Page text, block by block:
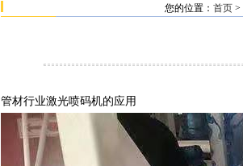
您的位置： 首页>
管材行业激光喷码机的应用